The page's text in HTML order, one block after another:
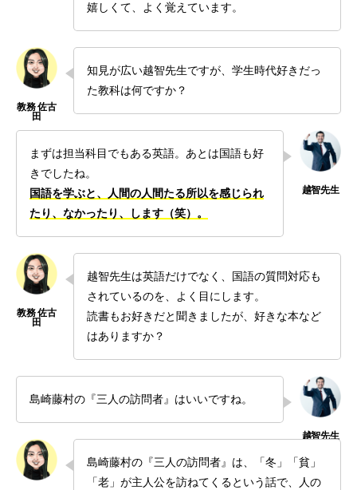
嬉しくて、よく覚えています。
知見が広い越智先生ですが、学生時代好きだっ
た教科は何ですか？
まずは担当科目でもある英語。あとは国語も好
きでしたね。
国語を学ぶと、人間の人間たる所以を感じられ
たり、なかったり、します（笑）。
越智先生は英語だけでなく、国語の質問対応も
されているのを、よく目にします。
読書もお好きだと聞きましたが、好きな本など
はありますか？
島崎藤村の『三人の訪問者』はいいですね。
島崎藤村の『三人の訪問者』は、「冬」「貧」
「老」が主人公を訪ねてくるという話で、人の